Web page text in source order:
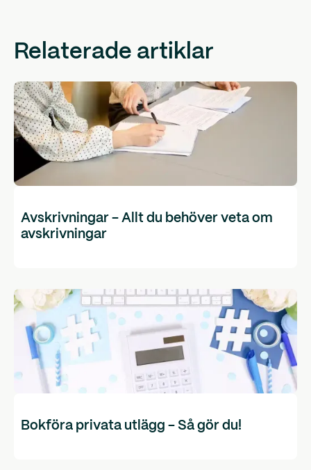
Relaterade artiklar
Avskrivningar - Allt du behöver veta om
avskrivningar
Bokföra privata utlägg - Så gör du!